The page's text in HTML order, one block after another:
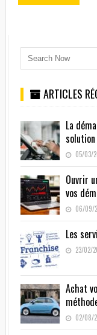
ARTICLES
La
05/03/
Ouvrir
vos
06/09/
Les
23/02/
Achat
02/08/